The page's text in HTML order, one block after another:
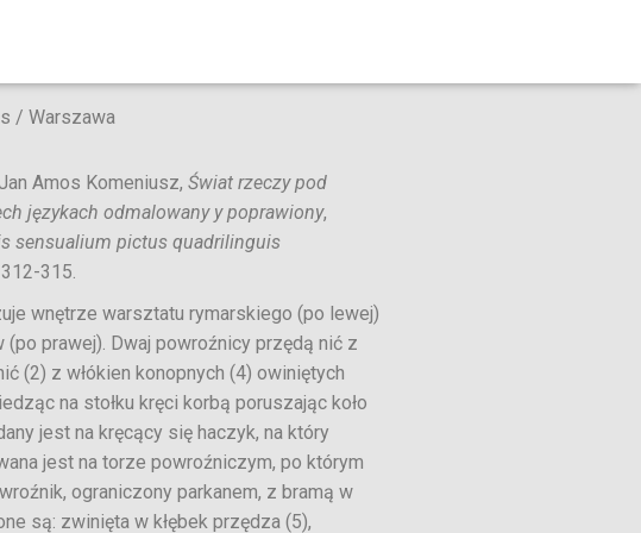
/ Warszawa
Amos Komeniusz, Świat rzeczy pod
językach odmalowany y poprawiony,
sensualium pictus quadrilinguis
315.
wnętrze warsztatu rymarskiego (po lewej)
prawej). Dwaj powroźnicy przędą nić z
(2) z włókien konopnych (4) owiniętych
na stołku kręci korbą poruszając koło
jest na kręcący się haczyk, na który
jest na torze powroźniczym, po którym
ograniczony parkanem, z bramą w
są: zwinięta w kłębek przędza (5),